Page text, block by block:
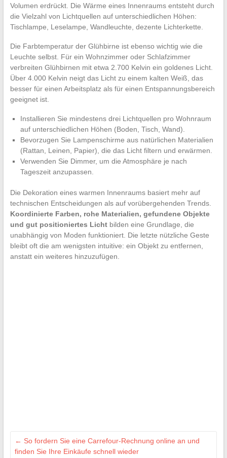
Volumen erdrückt. Die Wärme eines Innenraums entsteht durch
die Vielzahl von Lichtquellen auf unterschiedlichen Höhen:
Tischlampe, Leselampe, Wandleuchte, dezente Lichterkette.
Die Farbtemperatur der Glühbirne ist ebenso wichtig wie die
Leuchte selbst. Für ein Wohnzimmer oder Schlafzimmer
verbreiten Glühbirnen mit etwa 2.700 Kelvin ein goldenes Licht.
Über 4.000 Kelvin neigt das Licht zu einem kalten Weiß, das
besser für einen Arbeitsplatz als für einen Entspannungsbereich
geeignet ist.
Installieren Sie mindestens drei Lichtquellen pro Wohnraum
auf unterschiedlichen Höhen (Boden, Tisch, Wand).
Bevorzugen Sie Lampenschirme aus natürlichen Materialien
(Rattan, Leinen, Papier), die das Licht filtern und erwärmen.
Verwenden Sie Dimmer, um die Atmosphäre je nach
Tageszeit anzupassen.
Die Dekoration eines warmen Innenraums basiert mehr auf
technischen Entscheidungen als auf vorübergehenden Trends.
Koordinierte Farben, rohe Materialien, gefundene Objekte
und gut positioniertes Lichtbilden eine Grundlage, die
unabhängig von Moden funktioniert. Die letzte nützliche Geste
bleibt oft die am wenigsten intuitive: ein Objekt zu entfernen,
anstatt ein weiteres hinzuzufügen.
← So fordern Sie eine Carrefour-Rechnung online an und
finden Sie Ihre Einkäufe schnell wieder